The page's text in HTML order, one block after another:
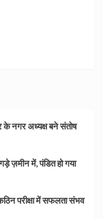
के नगर अध्यक्ष बने संतोष
ज़मीन में, पंडित हो गया
परीक्षा में सफलता संभव